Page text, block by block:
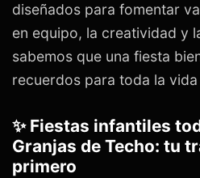
diseñados para fomentar
en equipo, la creatividad y
sabemos que una fiesta
recuerdos para toda la vida
✨ Fiestas infantiles
Granjas de Techo: tu
primero